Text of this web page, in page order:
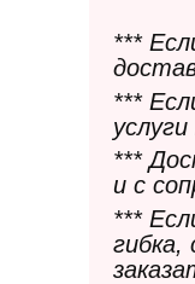
***
***
***
и с
***